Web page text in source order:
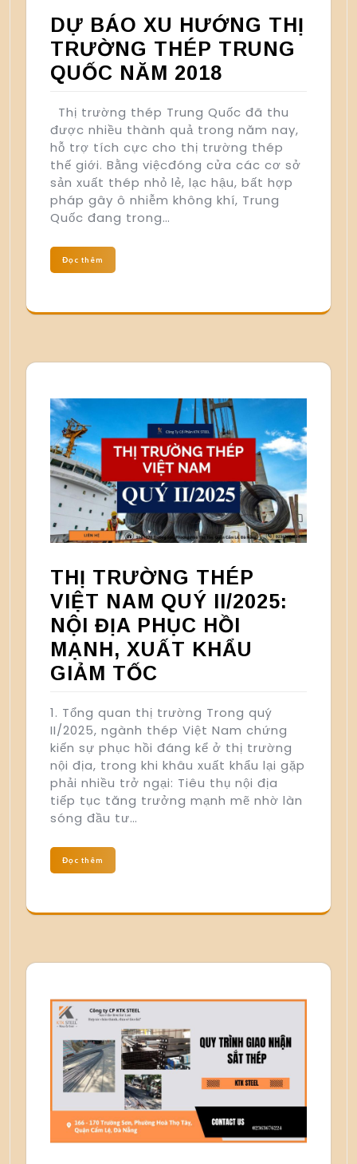
DỰ BÁO XU HƯỚNG THỊ
TRƯỜNG THÉP TRUNG
QUỐC NĂM 2018
Thị trường thép Trung Quốc đã thu
được nhiều thành quả trong năm nay,
hỗ trợ tích cực cho thị trường thép
thế giới. Bằng việcđóng cửa các cơ sở
sản xuất thép nhỏ lẻ, lạc hậu, bất hợp
pháp gây ô nhiễm không khí, Trung
Quốc đang trong…
Đọc thêm
THỊ TRƯỜNG THÉP
VIỆT NAM QUÝ II/2025:
NỘI ĐỊA PHỤC HỒI
MẠNH, XUẤT KHẨU
GIẢM TỐC
1. Tổng quan thị trường Trong quý
II/2025, ngành thép Việt Nam chứng
kiến sự phục hồi đáng kể ở thị trường
nội địa, trong khi khâu xuất khẩu lại gặp
phải nhiều trở ngại: Tiêu thụ nội địa
tiếp tục tăng trưởng mạnh mẽ nhờ làn
sóng đầu tư…
Đọc thêm